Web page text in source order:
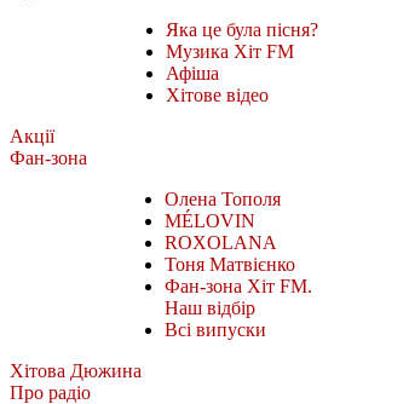
Яка це була пісня?
Музика Хіт FM
Афіша
Хітове відео
Акції
Фан-зона
Олена Тополя
MÉLOVIN
ROXOLANA
Тоня Матвієнко
Фан-зона Хіт FM.
Наш відбір
Всі випуски
Хітова Дюжина
Про радіо